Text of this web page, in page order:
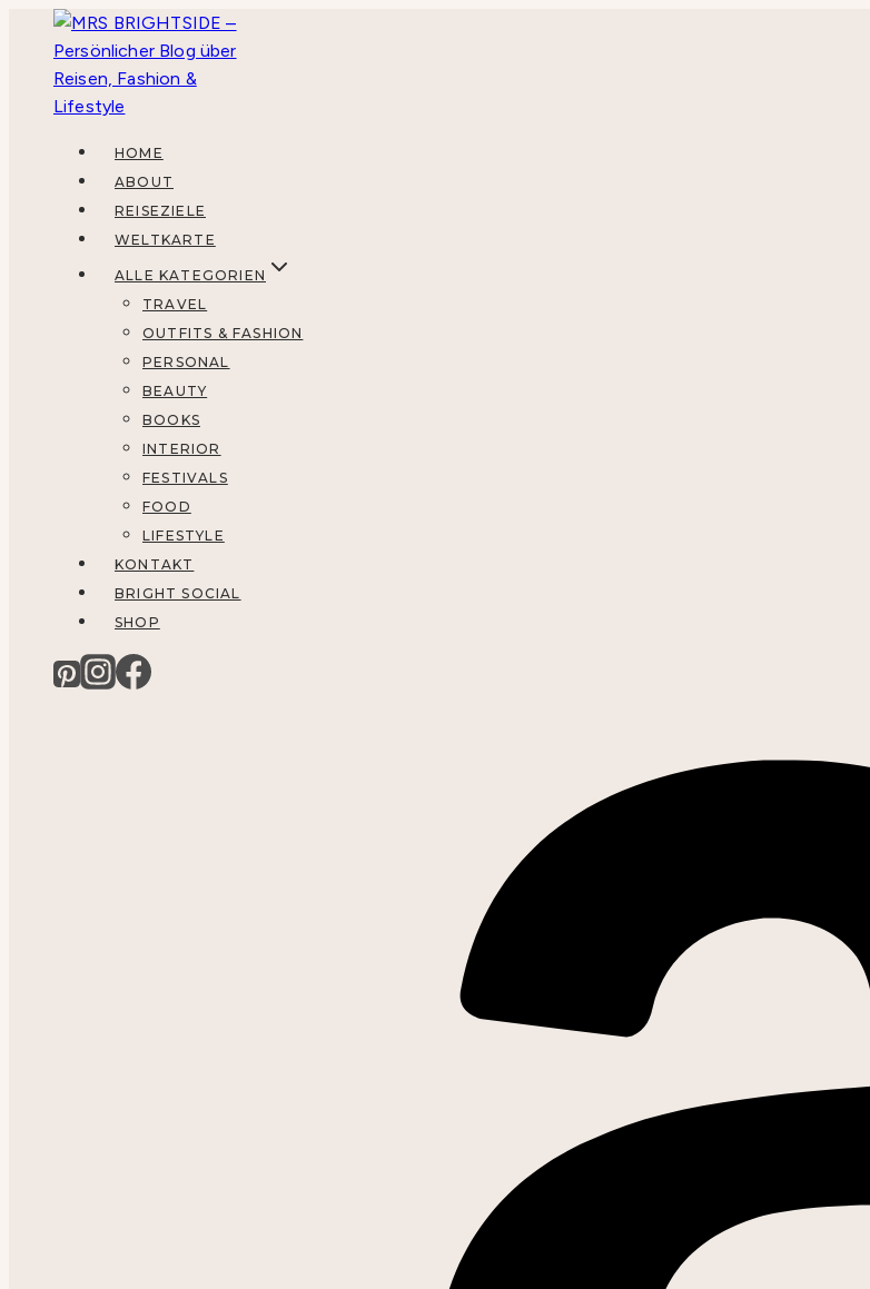
springen
HOME
ABOUT
REISEZIELE
WELTKARTE
ALLE KATEGORIEN
TRAVEL
OUTFITS & FASHION
PERSONAL
BEAUTY
BOOKS
INTERIOR
FESTIVALS
FOOD
LIFESTYLE
KONTAKT
BRIGHT SOCIAL
SHOP